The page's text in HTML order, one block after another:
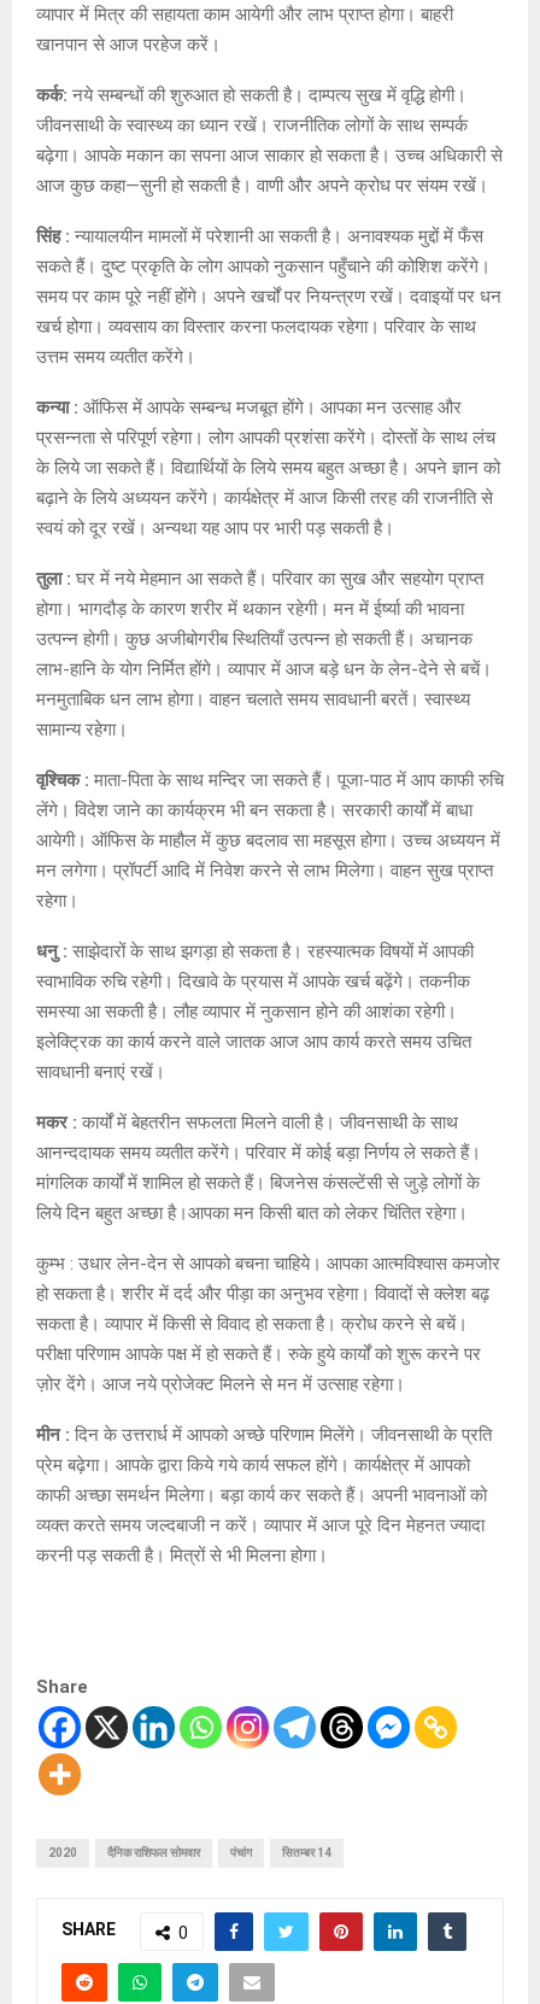
व्यापार में मित्र की सहायता काम आयेगी और लाभ प्राप्त होगा। बाहरी
खानपान से आज परहेज करें।
कर्क: नये सम्बन्धों की शुरुआत हो सकती है। दाम्पत्य सुख में वृद्धि होगी।
जीवनसाथी के स्वास्थ्य का ध्यान रखें। राजनीतिक लोगों के साथ सम्पर्क
बढ़ेगा। आपके मकान का सपना आज साकार हो सकता है। उच्च अधिकारी से
आज कुछ कहा—सुनी हो सकती है। वाणी और अपने क्रोध पर संयम रखें।
सिंह : न्यायालयीन मामलों में परेशानी आ सकती है। अनावश्यक मुद्दों में फँस
सकते हैं। दुष्ट प्रकृति के लोग आपको नुकसान पहुँचाने की कोशिश करेंगे।
समय पर काम पूरे नहीं होंगे। अपने खर्चों पर नियन्त्रण रखें। दवाइयों पर धन
खर्च होगा। व्यवसाय का विस्तार करना फलदायक रहेगा। परिवार के साथ
उत्तम समय व्यतीत करेंगे।
कन्या : ऑफिस में आपके सम्बन्ध मजबूत होंगे। आपका मन उत्साह और
प्रसन्नता से परिपूर्ण रहेगा। लोग आपकी प्रशंसा करेंगे। दोस्तों के साथ लंच
के लिये जा सकते हैं। विद्यार्थियों के लिये समय बहुत अच्छा है। अपने ज्ञान को
बढ़ाने के लिये अध्ययन करेंगे। कार्यक्षेत्र में आज किसी तरह की राजनीति से
स्वयं को दूर रखें। अन्यथा यह आप पर भारी पड़ सकती है।
तुला : घर में नये मेहमान आ सकते हैं। परिवार का सुख और सहयोग प्राप्त
होगा। भागदौड़ के कारण शरीर में थकान रहेगी। मन में ईर्ष्या की भावना
उत्पन्न होगी। कुछ अजीबोगरीब स्थितियाँ उत्पन्न हो सकती हैं। अचानक
लाभ-हानि के योग निर्मित होंगे। व्यापार में आज बड़े धन के लेन-देने से बचें।
मनमुताबिक धन लाभ होगा। वाहन चलाते समय सावधानी बरतें। स्वास्थ्य
सामान्य रहेगा।
वृश्चिक : माता-पिता के साथ मन्दिर जा सकते हैं। पूजा-पाठ में आप काफी रुचि
लेंगे। विदेश जाने का कार्यक्रम भी बन सकता है। सरकारी कार्यों में बाधा
आयेगी। ऑफिस के माहौल में कुछ बदलाव सा महसूस होगा। उच्च अध्ययन में
मन लगेगा। प्रॉपर्टी आदि में निवेश करने से लाभ मिलेगा। वाहन सुख प्राप्त
रहेगा।
धनु : साझेदारों के साथ झगड़ा हो सकता है। रहस्यात्मक विषयों में आपकी
स्वाभाविक रुचि रहेगी। दिखावे के प्रयास में आपके खर्च बढ़ेंगे। तकनीक
समस्या आ सकती है। लौह व्यापार में नुकसान होने की आशंका रहेगी।
इलेक्ट्रिक का कार्य करने वाले जातक आज आप कार्य करते समय उचित
सावधानी बनाएं रखें।
मकर : कार्यों में बेहतरीन सफलता मिलने वाली है। जीवनसाथी के साथ
आनन्ददायक समय व्यतीत करेंगे। परिवार में कोई बड़ा निर्णय ले सकते हैं।
मांगलिक कार्यों में शामिल हो सकते हैं। बिजनेस कंसल्टेंसी से जुड़े लोगों के
लिये दिन बहुत अच्छा है।आपका मन किसी बात को लेकर चिंतित रहेगा।
कुम्भ : उधार लेन-देन से आपको बचना चाहिये। आपका आत्मविश्वास कमजोर
हो सकता है। शरीर में दर्द और पीड़ा का अनुभव रहेगा। विवादों से क्लेश बढ़
सकता है। व्यापार में किसी से विवाद हो सकता है। क्रोध करने से बचें।
परीक्षा परिणाम आपके पक्ष में हो सकते हैं। रुके हुये कार्यों को शुरू करने पर
ज़ोर देंगे। आज नये प्रोजेक्ट मिलने से मन में उत्साह रहेगा।
मीन : दिन के उत्तरार्ध में आपको अच्छे परिणाम मिलेंगे। जीवनसाथी के प्रति
प्रेम बढ़ेगा। आपके द्वारा किये गये कार्य सफल होंगे। कार्यक्षेत्र में आपको
काफी अच्छा समर्थन मिलेगा। बड़ा कार्य कर सकते हैं। अपनी भावनाओं को
व्यक्त करते समय जल्दबाजी न करें। व्यापार में आज पूरे दिन मेहनत ज्यादा
करनी पड़ सकती है। मित्रों से भी मिलना होगा।
Share
2020 दैनिक राशिफल सोमवार पंचांग सितम्बर 14
SHARE 0